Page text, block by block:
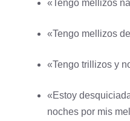
«Tengo mellizos
«Tengo mellizos
«Tengo trillizos y
«Estoy
noches por mis